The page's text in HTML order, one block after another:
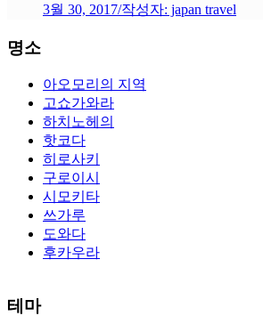
3월 30, 2017/작성자: japan travel
명소
아오모리의 지역
고쇼가와라
하치노헤의
핫코다
히로사키
구로이시
시모키타
쓰가루
도와다
후카우라
The alertness of CCNA Routing and
exam, you can do with our alertness material.
테마